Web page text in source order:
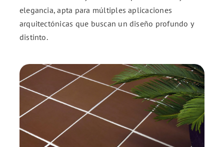
elegancia, apta para múltiples aplicaciones
arquitectónicas que buscan un diseño profundo y
distinto.